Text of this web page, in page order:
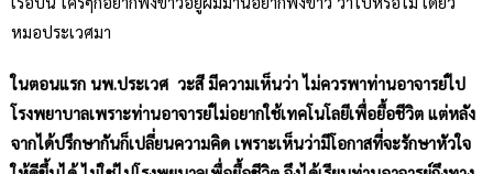
หมอประเวศมา
ในตอนแรก นพ.ประเวศ วะสี มีความเห็นว่า ไม่ควรพาท่านอาจารย์ไป
โรงพยาบาลเพราะท่านอาจารย์ไม่อยากใช้เทคโนโลยีเพื่อยื้อชีวิต แต่หลัง
จากได้ปรึกษากันก็เปลี่ยนความคิด เพราะเห็นว่ามีโอกาสที่จะรักษาหัวใจ